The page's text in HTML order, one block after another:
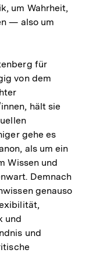
um Wahrheit,
— also um
für
von dem
hält sie
gehe es
als um ein
Wissen und
Demnach
genauso
und
und